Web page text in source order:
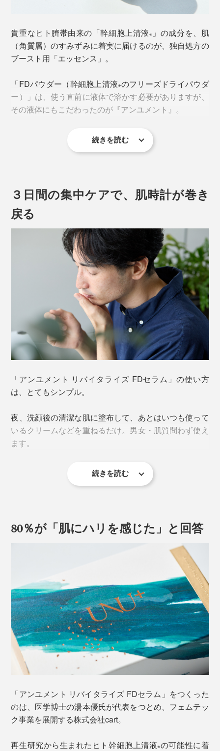
当然、成長因子やサイトカイン、エクソソームは、老化
した細胞よりも成長期の細胞に多く含まれると考えら
「リバイタライズ FDセラム」の原料に使用されている
のは、日本人女性の臍帯（へその緒）由来の「幹細胞上
清液※」。
細胞年齢が１年以下の臍帯には、成長因子やサイトカイ
ン、エクソソームが多く含まれていると考えられていま
す。しかも、ドナーは、健康状態を検査済みの日本人女
この臍帯から「幹細胞」を採取し培養。検査を繰り返し
こだわりの抽出方法により、微細な不純物も徹底洗浄。
成分をほぼ損なうことなく、フリーズドライしているの
貴重なヒト臍帯由来の「幹細胞上清液※ 」の成分を、肌
（角質層）のすみずみに着実に届けるのが、独自処方の
ブースト用「エッセンス」。
「FDパウダー（幹細胞上清液※のフリーズドライパウダ
ー）」は、使う直前に液体で溶かす必要がありますが、
その液体にもこだわったのが『アンユメント』。
に含まれる成分を肌細胞に届け、働きを
肌のキメをととのえ、うるおいを抱え込み、成分の通り
道を作るイメージ。軽い質感で、なめらかに伸び広が
こだわりは、自然由来成分を96.7％配合していること。
香川県産の柿の実から抽出した酢酸菌の発酵成分「グル
コノバクター」、古くから世界各地で美容に使われてき
た「ツボクサエキス」、うるおいを抱え込む「ナイアシ
ン、シリコーン、鉱物油、合成香料 、合成着色料、遺
伝子組み換え成分は使用していません。
香りは、天然精油100％。いわゆる化粧品ぽい華やかな
香りではなく、イヤな原料臭も感じさせない、柔らかで
です。
続きを読む
３日間の集中ケアで、肌時計が巻き
戻る
「アンユメント リバイタライズ FDセラム」の使い方
は、とてもシンプル。
夜、洗顔後の清潔な肌に塗布して、あとはいつも使って
いるクリームなどを重ねるだけ。男女・肌質問わず使え
ます。
内容量は3ml（1ml×3回分）。早く確実に実感できるよ
＜使い方＞
STEP.1
使用直前に、１剤（FDパウダー）の中に、2剤（エッセ
ンス）を全量入れ、付属のキャップを閉めて、振り混ぜ
続きを読む
80％が「肌にハリを感じた」と回答
「アンユメント リバイタライズ FDセラム」をつくった
のは、医学博士の湯本優氏が代表をつとめ、フェムテッ
ク事業を展開する株式会社cart。
再生研究から生まれたヒト幹細胞上清液※の可能性に着